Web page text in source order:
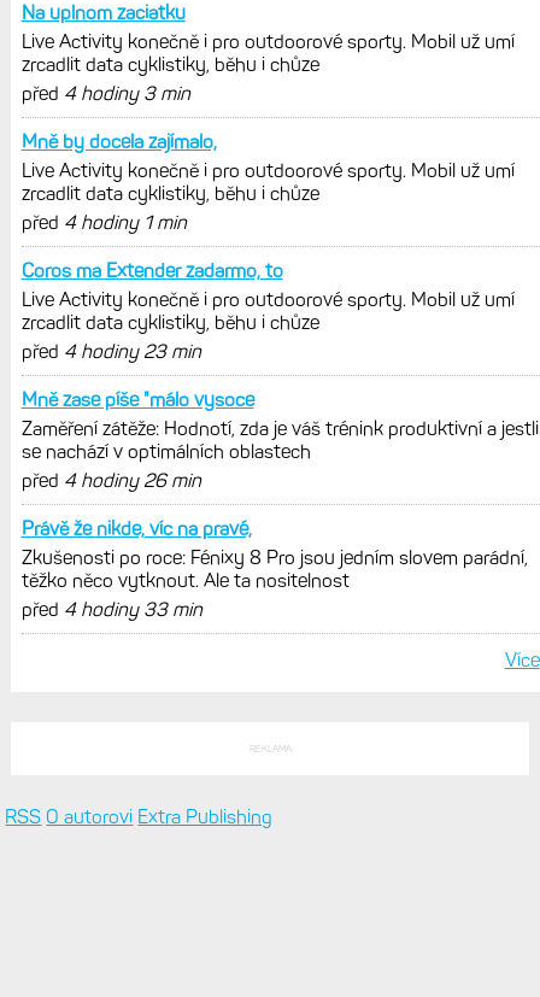
Na uplnom zaciatku
Live Activity konečně i pro outdoorové sporty. Mobil už umí
zrcadlit data cyklistiky, běhu i chůze
před 4 hodiny 3 min
Mně by docela zajímalo,
Live Activity konečně i pro outdoorové sporty. Mobil už umí
zrcadlit data cyklistiky, běhu i chůze
před 4 hodiny 1 min
Coros ma Extender zadarmo, to
Live Activity konečně i pro outdoorové sporty. Mobil už umí
zrcadlit data cyklistiky, běhu i chůze
před 4 hodiny 23 min
Mně zase píše "málo vysoce
Zaměření zátěže: Hodnotí, zda je váš trénink produktivní a jestli
se nachází v optimálních oblastech
před 4 hodiny 26 min
Právě že nikde, víc na pravé,
Zkušenosti po roce: Fénixy 8 Pro jsou jedním slovem parádní,
těžko něco vytknout. Ale ta nositelnost
před 4 hodiny 33 min
Více
REKLAMA
RSS O autorovi Extra Publishing